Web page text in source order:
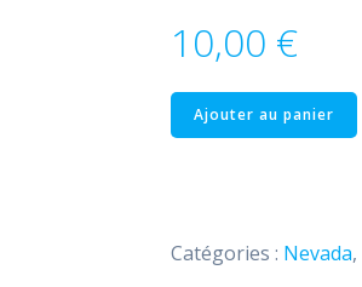
10,00 €
quantité
de
Product
Ajouter au panier
Catégories : Nevada,